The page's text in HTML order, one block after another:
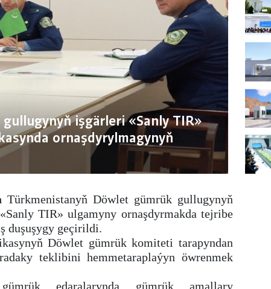
işgärleri «Sanly TIR»
ornaşdyrylmagynyň
Türkmenistanyň Döwlet gümrük gullugynyň
TIR» ulgamyny ornaşdyrmakda tejribe
duşuşygy geçirildi.
Döwlet gümrük komiteti tarapyndan
teklibini hemmetaraplaýyn öwrenmek
edaralarynda gümrük amallary